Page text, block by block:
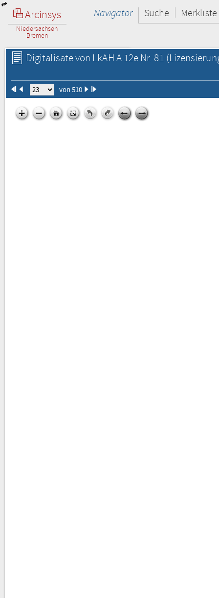
Arcinsys
Niedersachsen
Bremen
Navigator Suche Merkliste
Digitalisate von LkAH A 12e Nr. 81
von 510